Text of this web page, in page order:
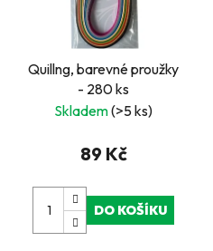
Quillng, barevné proužky
- 280 ks
Skladem(>5 ks)
89 Kč
DO KOŠÍKU